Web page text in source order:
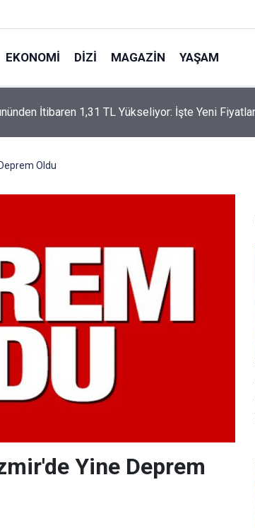
EKONOMI DIZI MAGAZIN YAŞAM
Tezenesi” Lakabını Kim Verdi? Beyaz’la Joker
Merak Edildi
Oldu
Yine Deprem